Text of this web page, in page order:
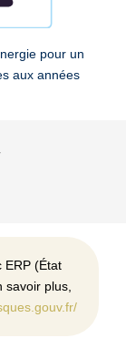
pour un
aux années
ERP (État
savoir plus,